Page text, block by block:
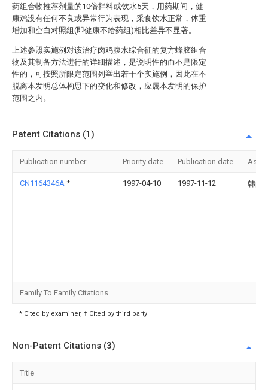
药组合物推荐剂量的10倍拌料或饮水5天，用药期间，健
康鸡没有任何不良或异常行为表现，采食饮水正常，体重
增加和空白对照组(即健康不给药组)相比差异不显著。
上述参照实施例对该治疗肉鸡腹水综合征的复方蜂胶组合
物及其制备方法进行的详细描述，是说明性的而不是限定
性的，可按照所限定范围列举出若干个实施例，因此在不
脱离本发明总体构思下的变化和修改，应属本发明的保护
范围之内。
Patent Citations (1)
Publication number Priority date Publication date
CN1164346A * 1997-04-10 1997-11-12 韩尚
Family To Family Citations
* Cited by examiner, † Cited by third party
Non-Patent Citations (3)
Title